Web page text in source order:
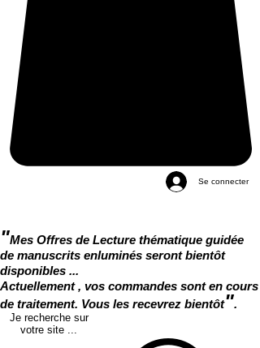
Se connecter
"Mes Offres de Lecture thématique guidée
de manuscrits enluminés seront bientôt
disponibles ...
Actuellement , vos commandes sont en cours
de traitement. Vous les recevrez bientôt".
Je recherche sur
votre site ...